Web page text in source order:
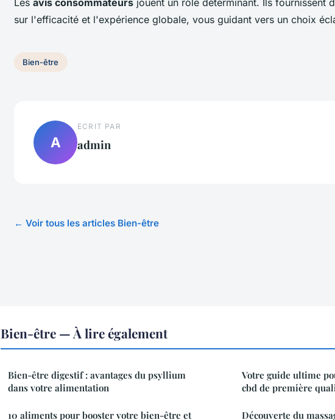
Les avis consommateurs jouent un rôle déterminant. Ils fournissent
sur l'efficacité et l'expérience globale, vous guidant vers un choix
Bien-être
A
ECRIT PAR
admin
← Voir tous les articles Bien-être
Bien-être — À lire également
Bien-être digestif : avantages du psyllium
dans votre alimentation
10 aliments pour booster votre bien-être et
Votre guide ultime
cbd de première
Découverte du